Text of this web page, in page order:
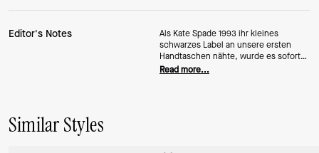
Editor's Notes
Als Kate Spade 1993 ihr kleines
schwarzes Label an unsere ersten
Handtaschen nähte, wurde es sofort
zur Ikone – und heute lebt es nicht nur
Read more...
Similar Styles